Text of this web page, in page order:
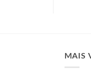
MAIS